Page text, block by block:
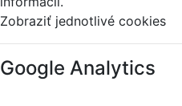
Zobraziť jednotlivé cookies
Google Analytics